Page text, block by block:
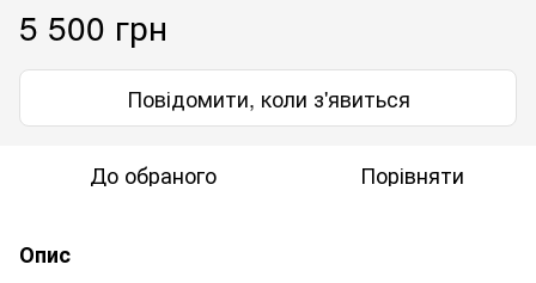
5 500 грн
Повідомити, коли з'явиться
До обраного Порівняти
Опис